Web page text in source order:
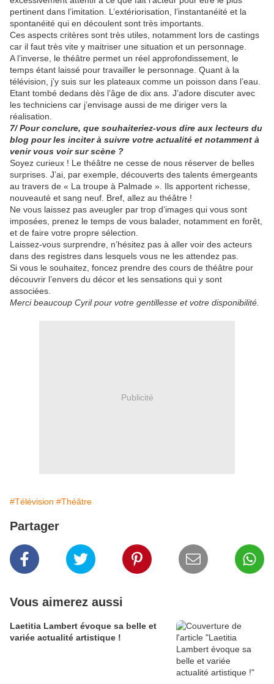
pertinent dans l’imitation. L’extériorisation, l’instantanéité et la
spontanéité qui en découlent sont très importants.
Ces aspects critères sont très utiles, notamment lors de castings
car il faut très vite y maitriser une situation et un personnage.
A l’inverse, le théâtre permet un réel approfondissement, le
temps étant laissé pour travailler le personnage. Quant à la
télévision, j’y suis sur les plateaux comme un poisson dans l’eau.
Etant tombé dedans dès l’âge de dix ans. J’adore discuter avec
les techniciens car j’envisage aussi de me diriger vers la
réalisation.
7/ Pour conclure, que souhaiteriez-vous dire aux lecteurs du
blog pour les inciter à suivre votre actualité et notamment à
venir vous voir sur scène ?
Soyez curieux ! Le théâtre ne cesse de nous réserver de belles
surprises. J’ai, par exemple, découverts des talents émergeants
au travers de « La troupe à Palmade ». Ils apportent richesse,
nouveauté et sang neuf. Bref, allez au théâtre !
Ne vous laissez pas aveugler par trop d’images qui vous sont
imposées, prenez le temps de vous balader, notamment en forêt,
et de faire votre propre sélection.
Laissez-vous surprendre, n’hésitez pas à aller voir des acteurs
dans des registres dans lesquels vous ne les attendez pas.
Si vous le souhaitez, foncez prendre des cours de théâtre pour
découvrir l’envers du décor et les sensations qui y sont
associées.
Merci beaucoup Cyril pour votre gentillesse et votre disponibilité.
Publicité
#Télévision #Théâtre
Partager
Vous aimerez aussi
Laetitia Lambert évoque sa belle et
variée actualité artistique !